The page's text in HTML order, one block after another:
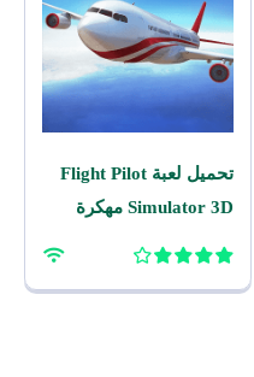
تحميل لعبة Flight Pilot
Simulator 3D مهكرة